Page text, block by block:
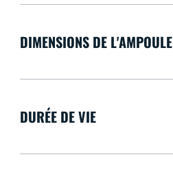
DIMENSIONS DE L'AMPOULE
DURÉE DE VIE